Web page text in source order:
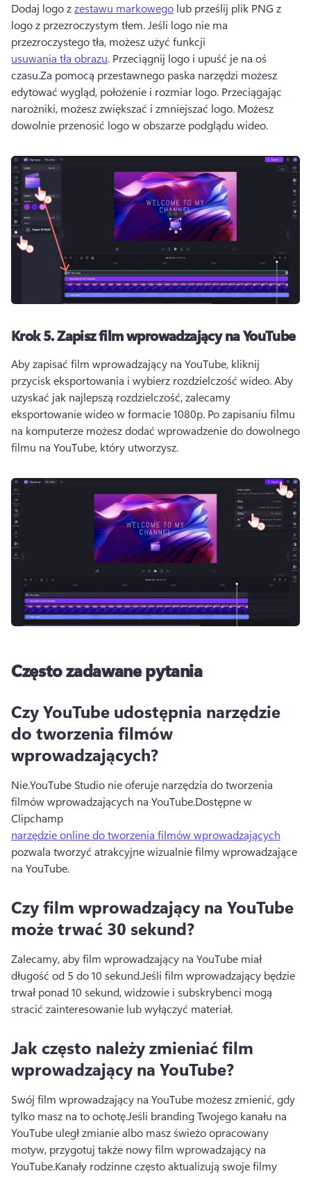
Dodaj logo z zestawu markowego lub prześlij plik PNG z
logo z przezroczystym tłem. Jeśli logo nie ma
przezroczystego tła, możesz użyć funkcji
usuwania tła obrazu. Przeciągnij logo i upuść je na oś
czasu.Za pomocą przestawnego paska narzędzi możesz
edytować wygląd, położenie i rozmiar logo. Przeciągając
narożniki, możesz zwiększać i zmniejszać logo. Możesz
dowolnie przenosić logo w obszarze podglądu wideo.
Krok 5.Zapisz film wprowadzający na YouTube
Aby zapisać film wprowadzający na YouTube, kliknij
przycisk eksportowania i wybierz rozdzielczość wideo. Aby
uzyskać jak najlepszą rozdzielczość, zalecamy
eksportowanie wideo w formacie 1080p. Po zapisaniu filmu
na komputerze możesz dodać wprowadzenie do dowolnego
filmu na YouTube, który utworzysz.
Często zadawane pytania
Czy YouTube udostępnia narzędzie
do tworzenia filmów
wprowadzających?
Nie.YouTube Studio nie oferuje narzędzia do tworzenia
filmów wprowadzających na YouTube.Dostępne w
Clipchamp
narzędzie online do tworzenia filmów wprowadzających
pozwala tworzyć atrakcyjne wizualnie filmy wprowadzające
na YouTube.
Czy film wprowadzający na YouTube
może trwać 30 sekund?
Zalecamy, aby film wprowadzający na YouTube miał
długość od 5 do 10 sekund.Jeśli film wprowadzający będzie
trwał ponad 10 sekund, widzowie i subskrybenci mogą
stracić zainteresowanie lub wyłączyć materiał.
Jak często należy zmieniać film
wprowadzający na YouTube?
Swój film wprowadzający na YouTube możesz zmienić, gdy
tylko masz na to ochotę.Jeśli branding Twojego kanału na
YouTube uległ zmianie albo masz świeżo opracowany
motyw, przygotuj także nowy film wprowadzający na
YouTube.Kanały rodzinne często aktualizują swoje filmy